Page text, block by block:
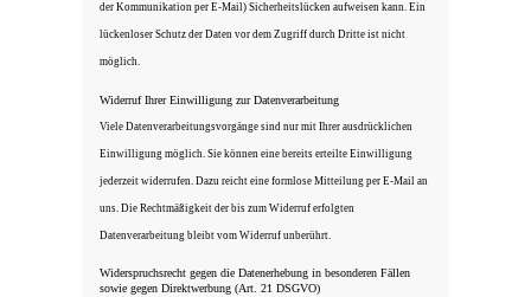
der Kommunikation per E-Mail) Sicherheitslücken aufweisen kann. Ein
lückenloser Schutz der Daten vor dem Zugriff durch Dritte ist nicht
möglich.
Widerruf Ihrer Einwilligung zur Datenverarbeitung
Viele Datenverarbeitungsvorgänge sind nur mit Ihrer ausdrücklichen
Einwilligung möglich. Sie können eine bereits erteilte Einwilligung
jederzeit widerrufen. Dazu reicht eine formlose Mitteilung per E-Mail an
uns. Die Rechtmäßigkeit der bis zum Widerruf erfolgten
Datenverarbeitung bleibt vom Widerruf unberührt.
Widerspruchsrecht gegen die Datenerhebung in besonderen Fällen
sowie gegen Direktwerbung (Art. 21 DSGVO)